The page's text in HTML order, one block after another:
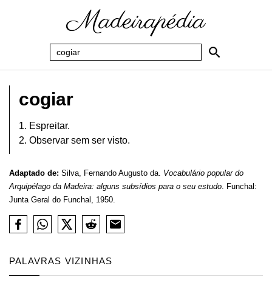
cogiar
1. Espreitar.
2. Observar sem ser visto.
Adaptado de: Silva, Fernando Augusto da. Vocabulário popular do
Arquipélago da Madeira: alguns subsídios para o seu estudo. Funchal:
Junta Geral do Funchal, 1950.
PALAVRAS VIZINHAS